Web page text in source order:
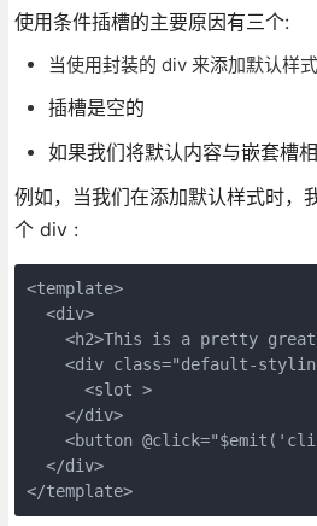
使用条件插槽的主要原因有三个:
当使用封装的 div 来添加默认样
插槽是空的
如果我们将默认内容与嵌套槽
例如，当我们在添加默认样式时，
个 div :
<template>
  <div>
<h2>This is a pretty
<div class="default-
      <slot >
    </div>
<button
  </div>
</template>